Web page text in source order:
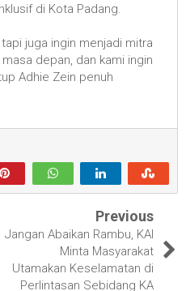
di Kota Padang.
juga ingin menjadi mitra
depan, dan kami ingin
Adhie Zein penuh
Previous
Jangan Abaikan Rambu, KAI
Minta Masyarakat
Utamakan Keselamatan di
Perlintasan Sebidang KA